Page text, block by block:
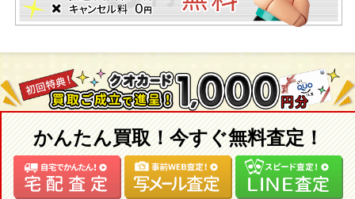
かんたん買取！今すぐ無料査定！